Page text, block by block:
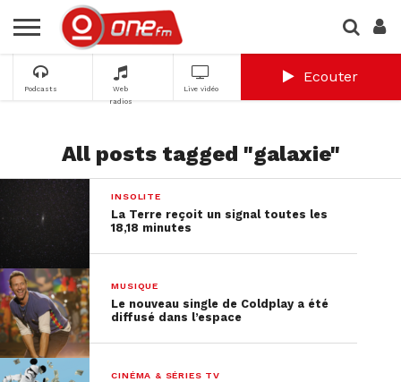
Podcasts
Web
radios
Live vidéo
Ecouter
All posts tagged "galaxie"
INSOLITE
La Terre reçoit un signal toutes les
18,18 minutes
MUSIQUE
Le nouveau single de Coldplay a été
diffusé dans l’espace
CINÉMA & SÉRIES TV